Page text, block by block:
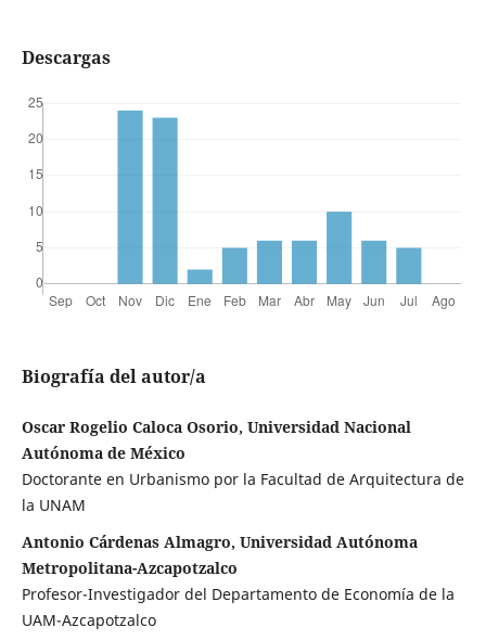
Descargas
Biografía del autor/a
Oscar Rogelio Caloca Osorio, Universidad Nacional
Autónoma de México
Doctorante en Urbanismo por la Facultad de Arquitectura de
la UNAM
Antonio Cárdenas Almagro, Universidad Autónoma
Metropolitana-Azcapotzalco
Profesor-Investigador del Departamento de Economía de la
UAM-Azcapotzalco